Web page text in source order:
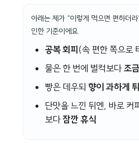
아래는 제가 “이렇게 먹으면 편하더
인한 기준이에요.
공복 회피(속 편한 쪽으로
물은 한 번에 벌컥보다조
빵은 데우되 향이 과하게
단맛을 느낀 뒤엔, 바로 커
보다잠깐 휴식